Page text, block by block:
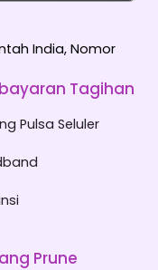
India, Nomor
Tagihan
Pulsa Seluler
Prune